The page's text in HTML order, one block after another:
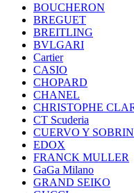
BOUCHERON
BREGUET
BREITLING
BVLGARI
Cartier
CASIO
CHOPARD
CHANEL
CHRISTOPHE
CT Scuderia
CUERVO Y
EDOX
FRANCK MULLER
GaGa Milano
GRAND SEIKO